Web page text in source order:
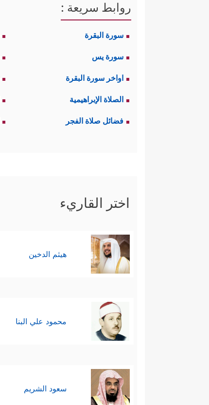
روابط سريعة :
سورة البقرة
سورة يس
اواخر سورة البقرة
الصلاة الإبراهيمية
فضائل صلاة الفجر
اختر القاريء
هيثم الدخين
محمود علي البنا
سعود الشريم